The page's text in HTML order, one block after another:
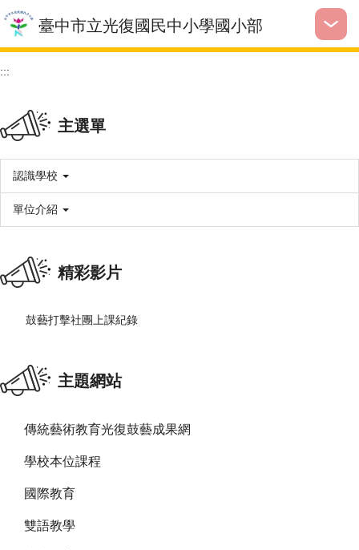
跳
到
主
內
臺中市立光復國民中小學國小部
:::
主選單
認識學校
單位介紹
精彩影片
鼓藝打擊社團上課紀錄
主題網站
傳統藝術教育光復鼓藝成果網
學校本位課程
國際教育
雙語教學